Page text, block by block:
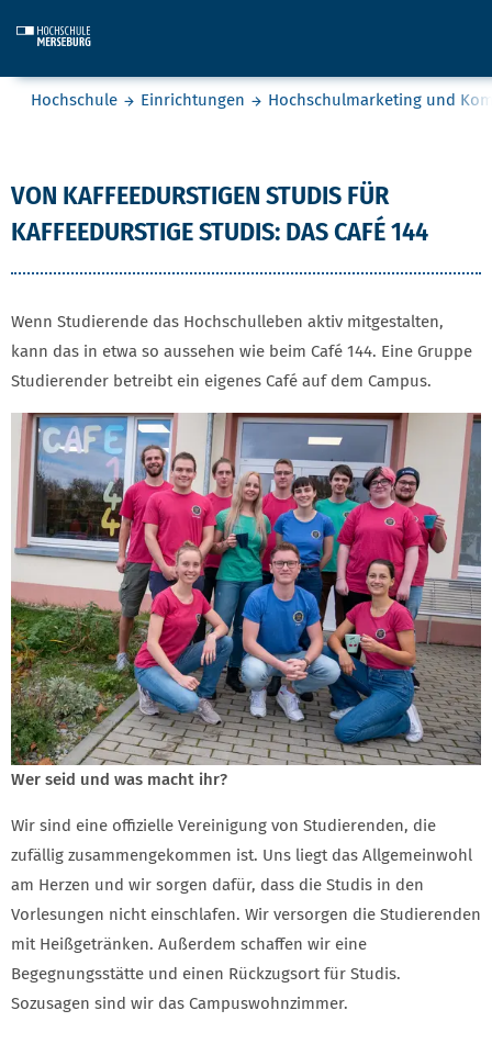
Sie befinden sich hier:
Hochschule Einrichtungen Hochschulmarketing und
VON KAFFEEDURSTIGEN STUDIS FÜR
KAFFEEDURSTIGE STUDIS: DAS CAFÉ 144
Wenn Studierende das Hochschulleben aktiv mitgestalten,
kann das in etwa so aussehen wie beim Café 144. Eine Gruppe
Studierender betreibt ein eigenes Café auf dem Campus.
Wer seid und was macht ihr?
Wir sind eine offizielle Vereinigung von Studierenden, die
zufällig zusammengekommen ist. Uns liegt das Allgemeinwohl
am Herzen und wir sorgen dafür, dass die Studis in den
Vorlesungen nicht einschlafen. Wir versorgen die Studierenden
mit Heißgetränken. Außerdem schaffen wir eine
Begegnungsstätte und einen Rückzugsort für Studis.
Sozusagen sind wir das Campuswohnzimmer.